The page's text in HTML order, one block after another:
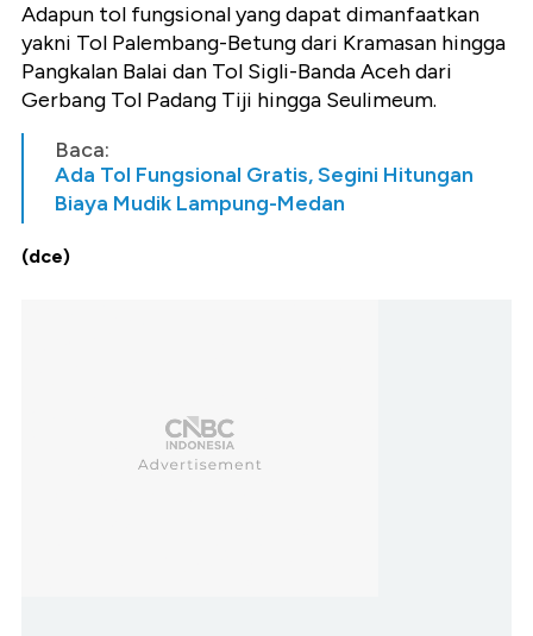
Adapun tol fungsional yang dapat dimanfaatkan
yakni Tol Palembang-Betung dari Kramasan hingga
Pangkalan Balai dan Tol Sigli-Banda Aceh dari
Gerbang Tol Padang Tiji hingga Seulimeum.
Baca:
Ada Tol Fungsional Gratis, Segini Hitungan
Biaya Mudik Lampung-Medan
(dce)